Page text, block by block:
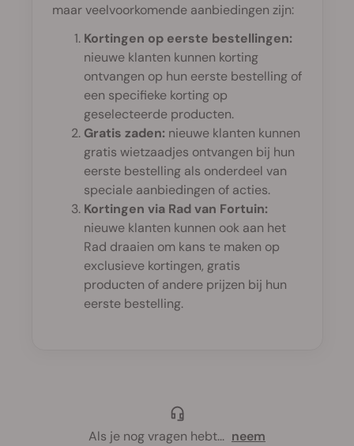
maar veelvoorkomende aanbiedingen zijn:
Kortingen op eerste bestellingen:
nieuwe klanten kunnen korting
ontvangen op hun eerste bestelling of
een specifieke korting op
geselecteerde producten.
Gratis zaden: nieuwe klanten kunnen
gratis wietzaadjes ontvangen bij hun
eerste bestelling als onderdeel van
speciale aanbiedingen of acties.
Kortingen via Rad van Fortuin:
nieuwe klanten kunnen ook aan het
Rad draaien om kans te maken op
exclusieve kortingen, gratis
producten of andere prijzen bij hun
eerste bestelling.
Als je nog vragen hebt... neem